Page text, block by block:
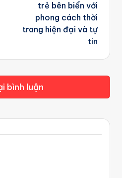
trẻ bên biển với
phong cách thời
trang hiện đại và tự
tin
bình luận